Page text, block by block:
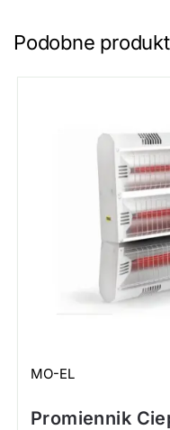
Podobne
MO-EL
Promiennik